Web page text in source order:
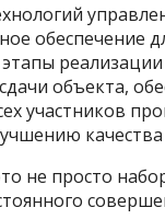
обеспечение
объекта,
участников
не просто